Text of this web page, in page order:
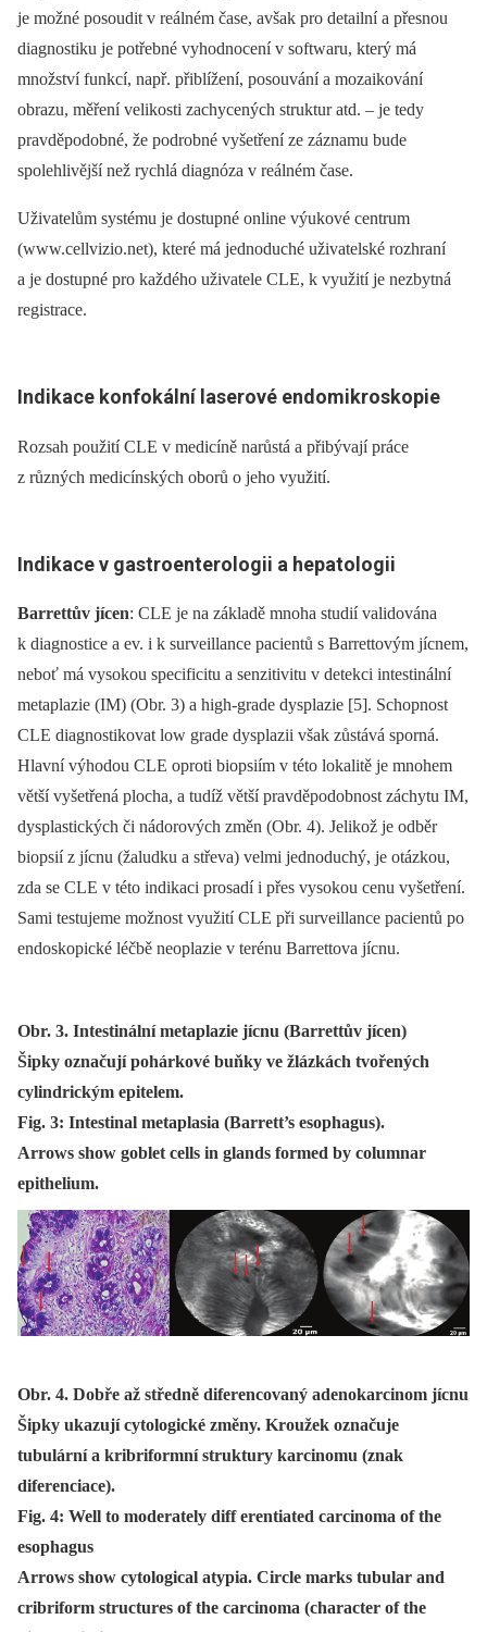
je možné posoudit v reálném čase, avšak pro detailní a přesnou
diagnostiku je potřebné vyhodnocení v softwaru, který má
množství funkcí, např. přiblížení, posouvání a mozaikování
obrazu, měření velikosti zachycených struktur atd. –⁠ je tedy
pravděpodobné, že podrobné vyšetření ze záznamu bude
spolehlivější než rychlá diagnóza v reálném čase.
Uživatelům systému je dostupné online výukové centrum
(www.cellvizio.net), které má jednoduché uživatelské rozhraní
a je dostupné pro každého uživatele CLE, k využití je nezbytná
registrace.
Indikace konfokální laserové endomikroskopie
Rozsah použití CLE v medicíně narůstá a přibývají práce
z různých medicínských oborů o jeho využití.
Indikace v gastroenterologii a hepatologii
Barrettův jícen: CLE je na základě mnoha studií validována
k diagnostice a ev. i k surveillance pacientů s Barrettovým jícnem,
neboť má vysokou specificitu a senzitivitu v detekci intestinální
metaplazie (IM) (Obr. 3) a high-grade dysplazie [5]. Schopnost
CLE diagnostikovat low grade dysplazii však zůstává sporná.
Hlavní výhodou CLE oproti biopsiím v této lokalitě je mnohem
větší vyšetřená plocha, a tudíž větší pravděpodobnost záchytu IM,
dysplastických či nádorových změn (Obr. 4). Jelikož je odběr
biopsií z jícnu (žaludku a střeva) velmi jednoduchý, je otázkou,
zda se CLE v této indikaci prosadí i přes vysokou cenu vyšetření.
Sami testujeme možnost využití CLE při surveillance pacientů po
endoskopické léčbě neoplazie v terénu Barrettova jícnu.
Obr. 3. Intestinální metaplazie jícnu (Barrettův jícen)
Šipky označují pohárkové buňky ve žlázkách tvořených
cylindrickým epitelem.
Fig. 3: Intestinal metaplasia (Barrett’s esophagus).
Arrows show goblet cells in glands formed by columnar
epithelium.
Obr. 4. Dobře až středně diferencovaný adenokarcinom jícnu
Šipky ukazují cytologické změny. Kroužek označuje
tubulární a kribriformní struktury karcinomu (znak
diferenciace).
Fig. 4: Well to moderately diff erentiated carcinoma of the
esophagus
Arrows show cytological atypia. Circle marks tubular and
cribriform structures of the carcinoma (character of the